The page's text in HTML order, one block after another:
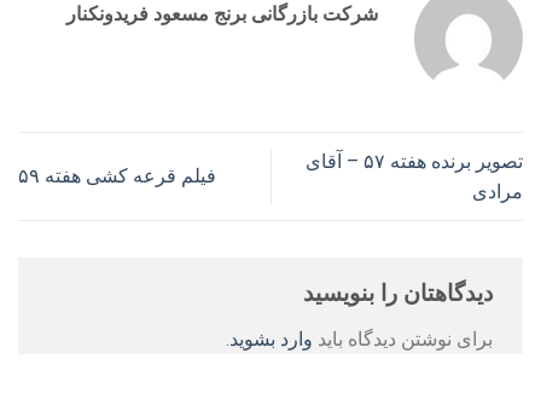
شرکت بازرگانی برنج مسعود فریدونکنار
تصویر برنده هفته ۵۷ – آقای
مرادی
فیلم قرعه کشی هفته ۵۹
دیدگاهتان را بنویسید
برای نوشتن دیدگاه باید وارد بشوید